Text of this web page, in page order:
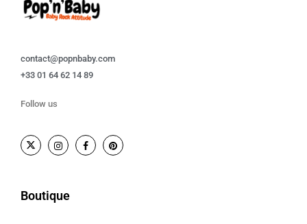
contact@popnbaby.com
+33 01 64 62 14 89
Follow us
Boutique